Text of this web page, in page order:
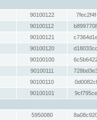
90100122
90100112
90100121
90100120
90100100
90100111
90100110
90100101
5950080